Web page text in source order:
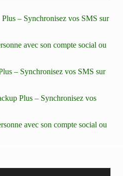
– Synchronisez vos SMS sur
avec son compte social ou
– Synchronisez vos SMS sur
Plus – Synchronisez vos
avec son compte social ou